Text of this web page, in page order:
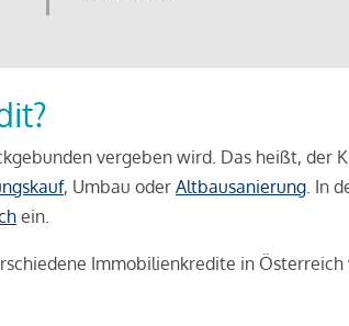
vergeben wird. Das heißt, der
, Umbau oder Altbausanierung. In
ein.
Immobilienkredite in